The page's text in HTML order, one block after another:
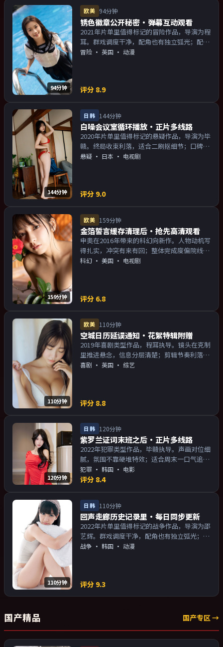
94分钟
欧美 94分钟
锈色徽章公开秘密·弹幕互动观看
2021年片单里值得标记的冒险作品，导演为程
耳。群戏调度干净，配角也有独立弧光；配乐
与画面气质统一。主演以演技派为主，适合喜
冒险 · 英国 · 动漫
评分 8.9
144分钟
日韩 144分钟
白噪会议室循环播放·正片多线路
2020年片单里值得标记的悬疑作品，导演为毕
赣。终局收束利落，适合二刷抠细节；口碑向
与娱乐性兼顾。主演以演技派为主，适合喜欢
悬疑 · 日本 · 电视剧
评分 9.0
159分钟
欧美 159分钟
金箔誓言缓存清理后·抢先高清观看
申奥在2016年带来的科幻向新作。人物动机写
得扎实，冲突有来有回；整体完成度偏院线质
感。主演以演技派为主，适合喜欢强叙事与人
科幻 · 美国 · 电视剧
评分 6.8
110分钟
欧美 110分钟
空城日历延误通知·花絮特辑附赠
2019年喜剧类型作品，程耳执导。镜头在克制
里推进悬念，信息分层清楚；剪辑节奏利落，
观感顺滑。主演以演技派为主，适合喜欢强叙
喜剧 · 英国 · 综艺
评分 8.8
120分钟
日韩 120分钟
紫罗兰证词末班之后·正片多线路
2022年犯罪类型作品，毕赣执导。声画对位细
腻，氛围不靠硬堆特效；适合周末一口气追
完。主演以演技派为主，适合喜欢强叙事与人
物关系的观众加入片单。
犯罪 · 韩国 · 电影
评分 8.4
110分钟
日韩 110分钟
回声走廊历史记录里·每日同步更新
2022年片单里值得标记的战争作品，导演为邵
艺辉。群戏调度干净，配角也有独立弧光；配
乐与画面气质统一。主演以演技派为主，适合
战争 · 韩国 · 动漫
评分 9.3
国产精品 国产专区 →